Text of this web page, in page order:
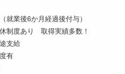
就業後6か月経過後付与）
制度あり 取得実績多数！
支給
有